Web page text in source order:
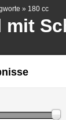
» 180 cc
mit